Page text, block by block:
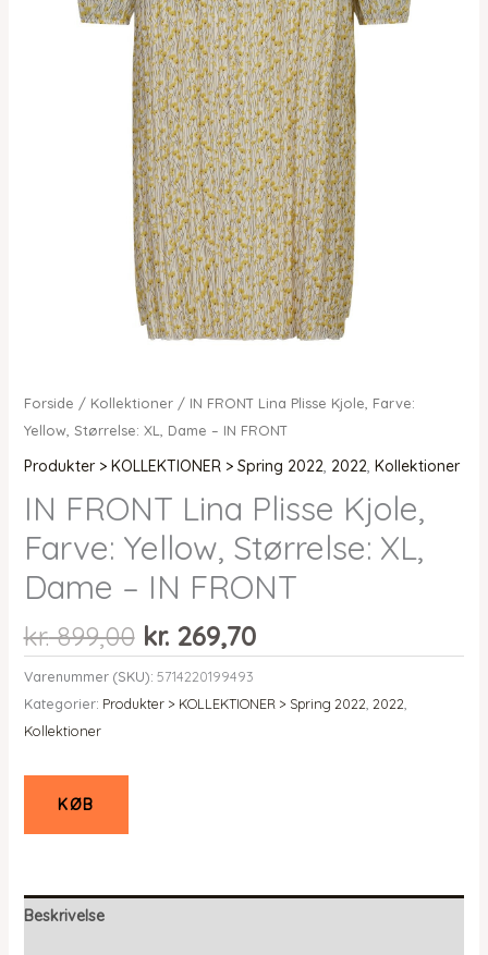
Forside / Kollektioner/ IN FRONT Lina Plisse Kjole, Farve:
Yellow, Størrelse: XL, Dame – IN FRONT
Produkter > KOLLEKTIONER > Spring 2022, 2022, Kollektioner
IN FRONT Lina Plisse Kjole,
Farve: Yellow, Størrelse: XL,
Dame – IN FRONT
kr.899,00 Den
oprindelige
pris
var:
kr.269,70Den
aktuelle
er:
Varenummer (SKU): 5714220199493
Kategorier: Produkter > KOLLEKTIONER > Spring 2022 2022
Kollektioner
KØB
Beskrivelse